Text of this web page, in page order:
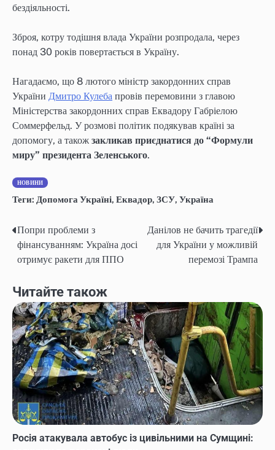
бездіяльності.
Зброя, котру тодішня влада України розпродала, через
понад 30 років повертається в Україну.
Нагадаємо, що 8 лютого міністр закордонних справ
України Дмитро Кулеба провів перемовини з главою
Міністерства закордонних справ Еквадору Габріелою
Соммерфельд. У розмові політик подякував країні за
допомогу, а також закликав приєднатися до “Формули
миру” президента Зеленського.
НОВИНИ
Теги: Допомога Україні, Еквадор, ЗСУ, Україна
Навігація
записів
Попри проблеми з
фінансуванням: Україна досі
отримує ракети для ППО
Данілов не бачить трагедії
для України у можливій
перемозі Трампа
Читайте також
Росія атакувала автобус із цивільними на Сумщині: